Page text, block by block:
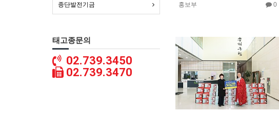
홍보부 0
종단발전기금
태고종문의
02.739.3450
02.739.3470